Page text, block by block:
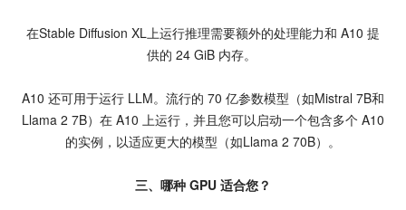
在Stable Diffusion XL上运行推理需要额外的处理能力和 A10 提
供的 24 GiB 内存。
A10 还可用于运行 LLM。流行的 70 亿参数模型（如Mistral 7B和
Llama 2 7B）在 A10 上运行，并且您可以启动一个包含多个 A10
的实例，以适应更大的模型（如Llama 2 70B）。
三、哪种 GPU 适合您？